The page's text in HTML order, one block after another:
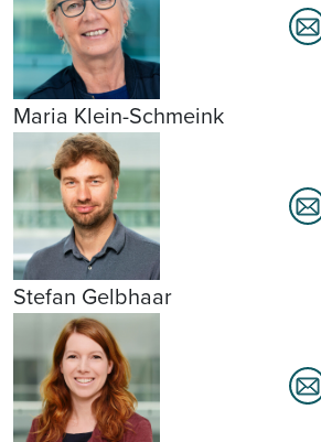
Maria Klein-Schmeink
Stefan Gelbhaar